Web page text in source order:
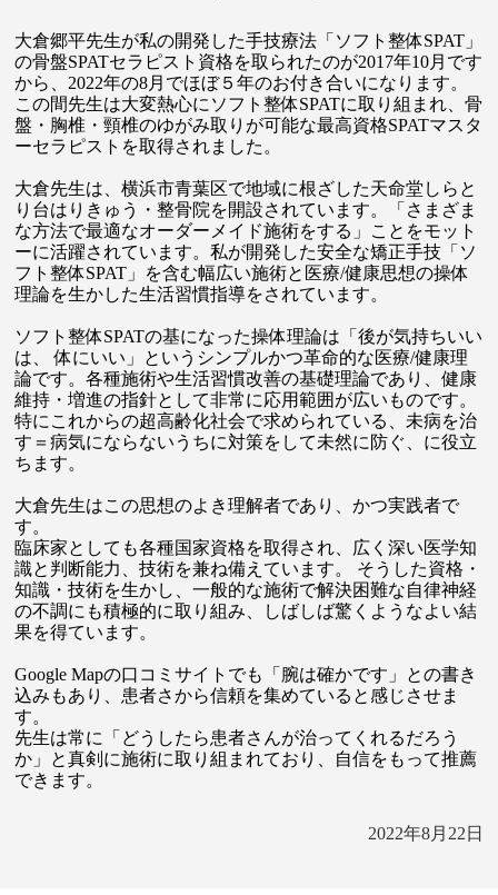
大倉郷平先生が私の開発した手技療法「ソフト整体SPAT」
の骨盤SPATセラピスト資格を取られたのが2017年10月です
から、2022年の8月でほぼ５年のお付き合いになります。
この間先生は大変熱心にソフト整体SPATに取り組まれ、骨
盤・胸椎・頸椎のゆがみ取りが可能な最高資格SPATマスタ
ーセラピストを取得されました。
大倉先生は、横浜市青葉区で地域に根ざした天命堂しらと
り台はりきゅう・整骨院を開設されています。「さまざま
な方法で最適なオーダーメイド施術をする」ことをモット
ーに活躍されています。私が開発した安全な矯正手技「ソ
フト整体SPAT」を含む幅広い施術と医療/健康思想の操体
理論を生かした生活習慣指導をされています。
ソフト整体SPATの基になった操体理論は「後が気持ちいい
は、 体にいい」というシンプルかつ革命的な医療/健康理
論です。各種施術や生活習慣改善の基礎理論であり、健康
維持・増進の指針として非常に応用範囲が広いものです。
特にこれからの超高齢化社会で求められている、未病を治
す＝病気にならないうちに対策をして未然に防ぐ、に役立
ちます。
大倉先生はこの思想のよき理解者であり、かつ実践者で
す。
臨床家としても各種国家資格を取得され、広く深い医学知
識と判断能力、技術を兼ね備えています。 そうした資格・
知識・技術を生かし、一般的な施術で解決困難な自律神経
の不調にも積極的に取り組み、しばしば驚くようなよい結
果を得ています。
Google Mapの口コミサイトでも「腕は確かです」との書き
込みもあり、患者さから信頼を集めていると感じさせま
す。
先生は常に「どうしたら患者さんが治ってくれるだろう
か」と真剣に施術に取り組まれており、自信をもって推薦
できます。
2022年8月22日